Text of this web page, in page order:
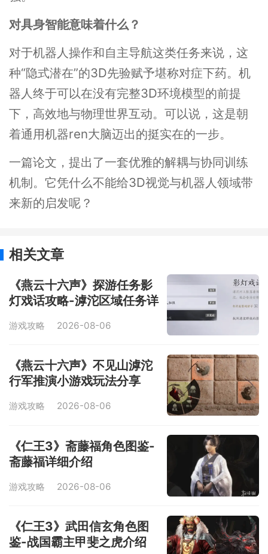
对具身智能意味着什么？
对于机器人操作和自主导航这类任务来说，这
种“隐式潜在”的3D先验赋予堪称对症下药。机
器人终于可以在没有完整3D环境模型的前提
下，高效地与物理世界互动。可以说，这是朝
着通用机器ren大脑迈出的挺实在的一步。
一篇论文，提出了一套优雅的解耦与协同训练
机制。它凭什么不能给3D视觉与机器人领域带
来新的启发呢？
相关文章
《燕云十六声》探游任务影
灯戏话攻略-滹沱区域任务详
游戏攻略 2026-08-06
《燕云十六声》不见山滹沱
行军推演小游戏玩法分享
游戏攻略 2026-08-06
《仁王3》斋藤福角色图鉴-
斋藤福详细介绍
游戏攻略 2026-08-06
《仁王3》武田信玄角色图
鉴-战国霸主甲斐之虎介绍